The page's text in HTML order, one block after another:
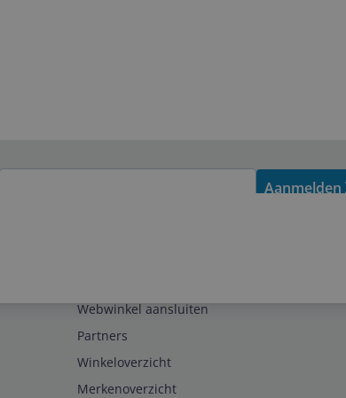
Aanmelden
Webwinkel aansluiten
Partners
Winkeloverzicht
Merkenoverzicht